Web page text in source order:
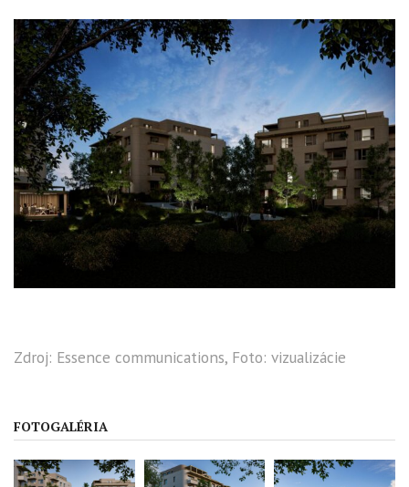
Zdroj: Essence communications, Foto: vizualizácie
FOTOGALÉRIA